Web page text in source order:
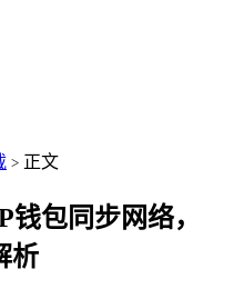
> 正文
包同步网络，
析